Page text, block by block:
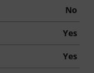
No
Yes
Yes